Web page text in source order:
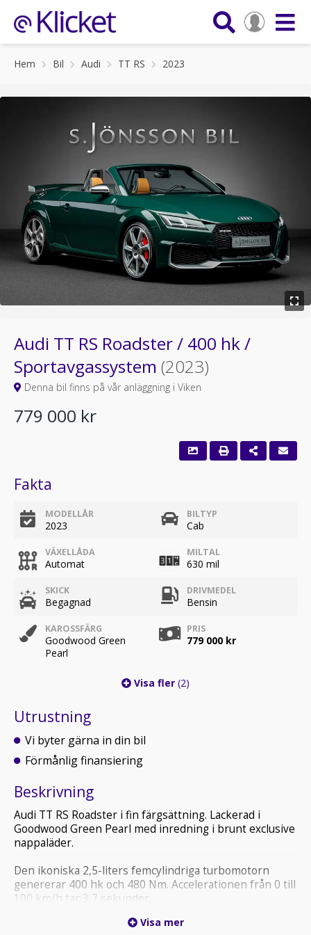
Hem Bil Audi TT RS 2023
Audi TT RS Roadster / 400 hk /
Sportavgassystem (2023)
Denna bil finns på vår anläggning i Viken
779 000 kr
Fakta
MODELLÅR
2023
BILTYP
Cab
VÄXELLÅDA
Automat
MILTAL
630 mil
SKICK
Begagnad
DRIVMEDEL
Bensin
KAROSSFÄRG
Goodwood Green
Pearl
PRIS
779 000 kr
Visa fler (2)
Utrustning
Vi byter gärna in din bil
Förmånlig finansiering
Beskrivning
Audi TT RS Roadster i fin färgsättning. Lackerad i
Goodwood Green Pearl med inredning i brunt exclusive
nappaläder.
Den ikoniska 2,5-liters femcylindriga turbomotorn
genererar 400 hk och 480 Nm. Accelerationen från 0 till
100 km/h tar 3,7 sekunder.
Visa mer